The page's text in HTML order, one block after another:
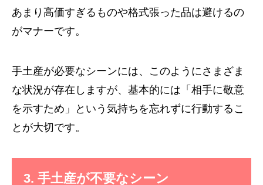
あまり高価すぎるものや格式張った品は避けるの
がマナーです。
手土産が必要なシーンには、このようにさまざま
な状況が存在しますが、基本的には「相手に敬意
を示すため」という気持ちを忘れずに行動するこ
とが大切です。
3. 手土産が不要なシーン